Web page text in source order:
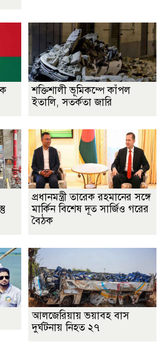
শক্তিশালী ভূমিকম্পে কাঁপল
ইতালি, সতর্কতা জারি
প্রধানমন্ত্রী তারেক রহমানের সঙ্গে
মার্কিন বিশেষ দূত সার্জিও গরের
বৈঠক
আলজেরিয়ায় ভয়াবহ বাস
দুর্ঘটনায় নিহত ২৭